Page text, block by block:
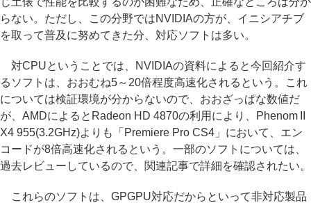
らない。ただし、この分野ではNVIDIAの方が、イニシアチブ
を取って普及に努めてきた分、対応ソフトは多い。
対CPUということでは、NVIDIAの資料によると今回紹介す
るソフトは、おおむね5～20倍程度高速化されるという。これ
については検証環境が分からないので、おおざっぱな数値だ
が、AMDによるとRadeon HD 4870の利用により、Phenom II
X4 955(3.2GHz)よりも「Premiere Pro CS4」において、エン
コードが8倍高速化されるという。一部のソフトについては、
過去レビューしているので、関連記事で詳細を確認されたい。
これらのソフトは、GPGPU対応だからといって非対応製品